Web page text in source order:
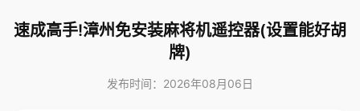
速成高手!漳州免安装麻将机遥控器(设置能好胡
牌)
发布时间：2026年08月06日